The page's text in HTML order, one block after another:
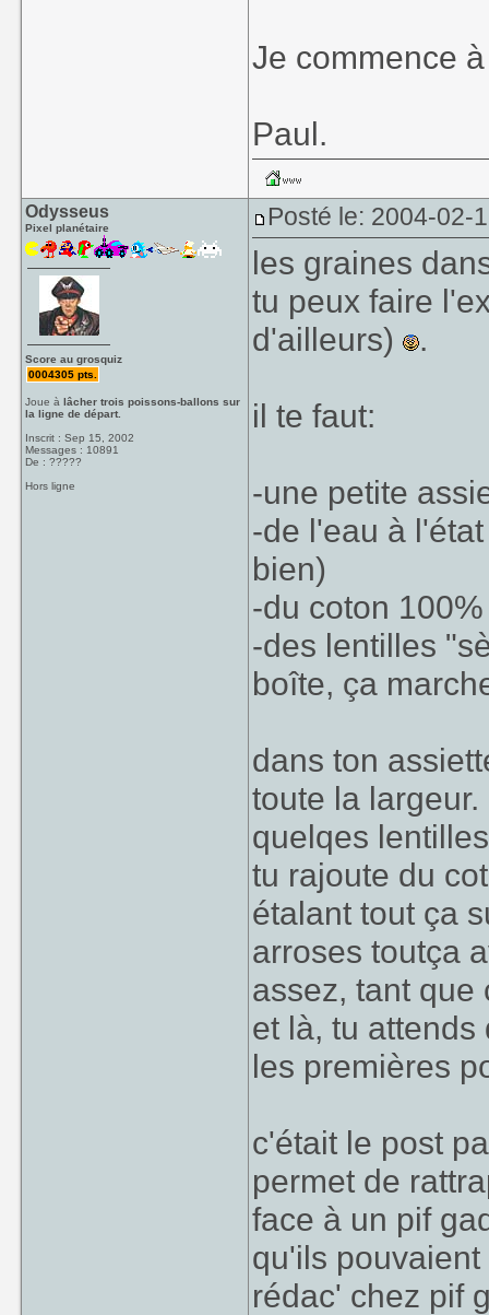
Je commence
Paul.
Odysseus
Pixel planétaire
Score au grosquiz
0004305 pts.
Joue àlâcher trois poissons-ballons sur
la ligne de départ.
Inscrit : Sep 15, 2002
Messages : 10891
De : ?????
Hors ligne
Posté le: 2004-02-
les graines
tu peux faire
d'ailleurs) .
il te faut:
-une petite
-de l'eau à
bien)
-du coton
-des lentilles
boîte, ça
dans ton
toute la
quelqes
tu rajoute du
étalant tout ça
arroses toutça
assez, tant que
et là, tu
les premières
c'était le post
permet de
face à un pif
qu'ils
rédac' chez pif